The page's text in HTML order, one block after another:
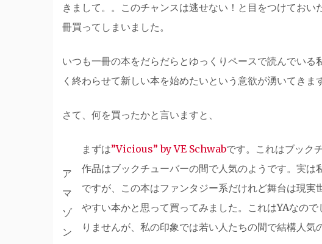
きまして。。このチャンスは逃せない！と目をつけてお
冊買ってしまいました。
いつも一冊の本をだらだらとゆっくりペースで読んでい
く終わらせて新しい本を始めたいという意欲が湧いてきます
さて、何を買ったかと言いますと、
ア
マ
ゾ
ン
まずは”Vicious” by VE Schwabです。これはブック
作品はブックチューバーの間で人気のようです。実
ですが、この本はファンタジー系だけれど舞台は現
やすい本かと思って買ってみました。これはYAなの
りませんが、私の印象では若い人たちの間で結構人気